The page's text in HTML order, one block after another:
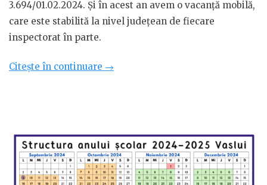
3.694/01.02.2024. Și în acest an avem o vacanță mobilă,
care este stabilită la nivel județean de fiecare
inspectorat în parte.
Citește în continuare „Structura
Vrancea”
→